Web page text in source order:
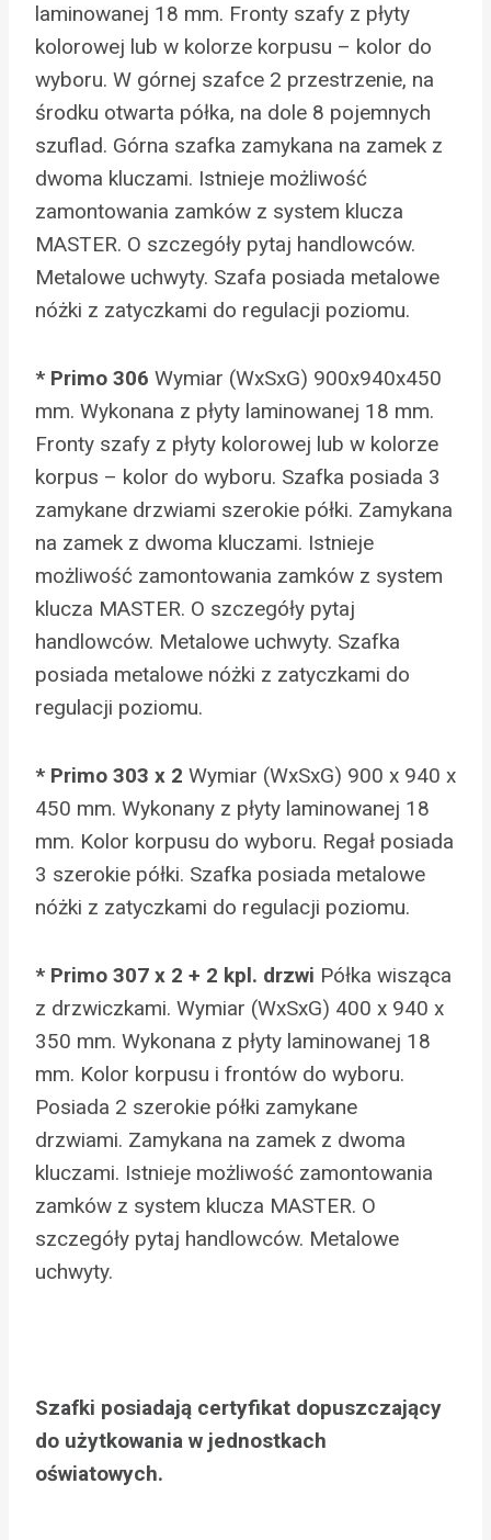
laminowanej 18 mm. Fronty szafy z płyty
kolorowej lub w kolorze korpusu – kolor do
wyboru. W górnej szafce 2 przestrzenie, na
środku otwarta półka, na dole 8 pojemnych
szuflad. Górna szafka zamykana na zamek z
dwoma kluczami. Istnieje możliwość
zamontowania zamków z system klucza
MASTER. O szczegóły pytaj handlowców.
Metalowe uchwyty. Szafa posiada metalowe
nóżki z zatyczkami do regulacji poziomu.
* Primo 306 Wymiar (WxSxG) 900x940x450
mm. Wykonana z płyty laminowanej 18 mm.
Fronty szafy z płyty kolorowej lub w kolorze
korpus – kolor do wyboru. Szafka posiada 3
zamykane drzwiami szerokie półki. Zamykana
na zamek z dwoma kluczami. Istnieje
możliwość zamontowania zamków z system
klucza MASTER. O szczegóły pytaj
handlowców. Metalowe uchwyty. Szafka
posiada metalowe nóżki z zatyczkami do
regulacji poziomu.
* Primo 303 x 2 Wymiar (WxSxG) 900 x 940 x
450 mm. Wykonany z płyty laminowanej 18
mm. Kolor korpusu do wyboru. Regał posiada
3 szerokie półki. Szafka posiada metalowe
nóżki z zatyczkami do regulacji poziomu.
* Primo 307 x 2 + 2 kpl. drzwi Półka wisząca
z drzwiczkami. Wymiar (WxSxG) 400 x 940 x
350 mm. Wykonana z płyty laminowanej 18
mm. Kolor korpusu i frontów do wyboru.
Posiada 2 szerokie półki zamykane
drzwiami. Zamykana na zamek z dwoma
kluczami. Istnieje możliwość zamontowania
zamków z system klucza MASTER. O
szczegóły pytaj handlowców. Metalowe
uchwyty.
Szafki posiadają certyfikat dopuszczający
do użytkowania w jednostkach
oświatowych.